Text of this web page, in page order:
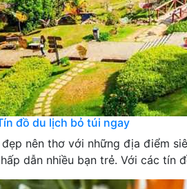
đồ du lịch bỏ túi ngay
nên thơ với những địa điểm
dẫn nhiều bạn trẻ. Với các tín